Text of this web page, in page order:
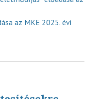
az MKE 2025. évi